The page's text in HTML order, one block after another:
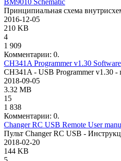
BM9010 Schematic
Принципиальная схема
2016-12-05
210 KB
4
1 909
Комментарии: 0.
CH341A Programmer v1.30 Software
CH341A - USB Programmer v1.30 -
2018-09-05
3.32 MB
15
1 838
Комментарии: 0.
Changer RC USB Remote User
Пульт Changer RC USB -
2018-02-20
144 KB